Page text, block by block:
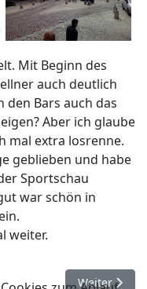
Mit Beginn des
auch deutlich
den Bars auch das
Aber ich glaube
mal extra losrenne.
geblieben und habe
Sportschau
war schön in
weiter.
Vincelles Nächster
Weiter